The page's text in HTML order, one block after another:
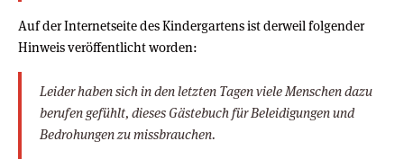
Auf der Internetseite des Kindergartens ist derweil folgender
Hinweis veröffentlicht worden:
Leider haben sich in den letzten Tagen viele Menschen dazu
berufen gefühlt, dieses Gästebuch für Beleidigungen und
Bedrohungen zu missbrauchen.